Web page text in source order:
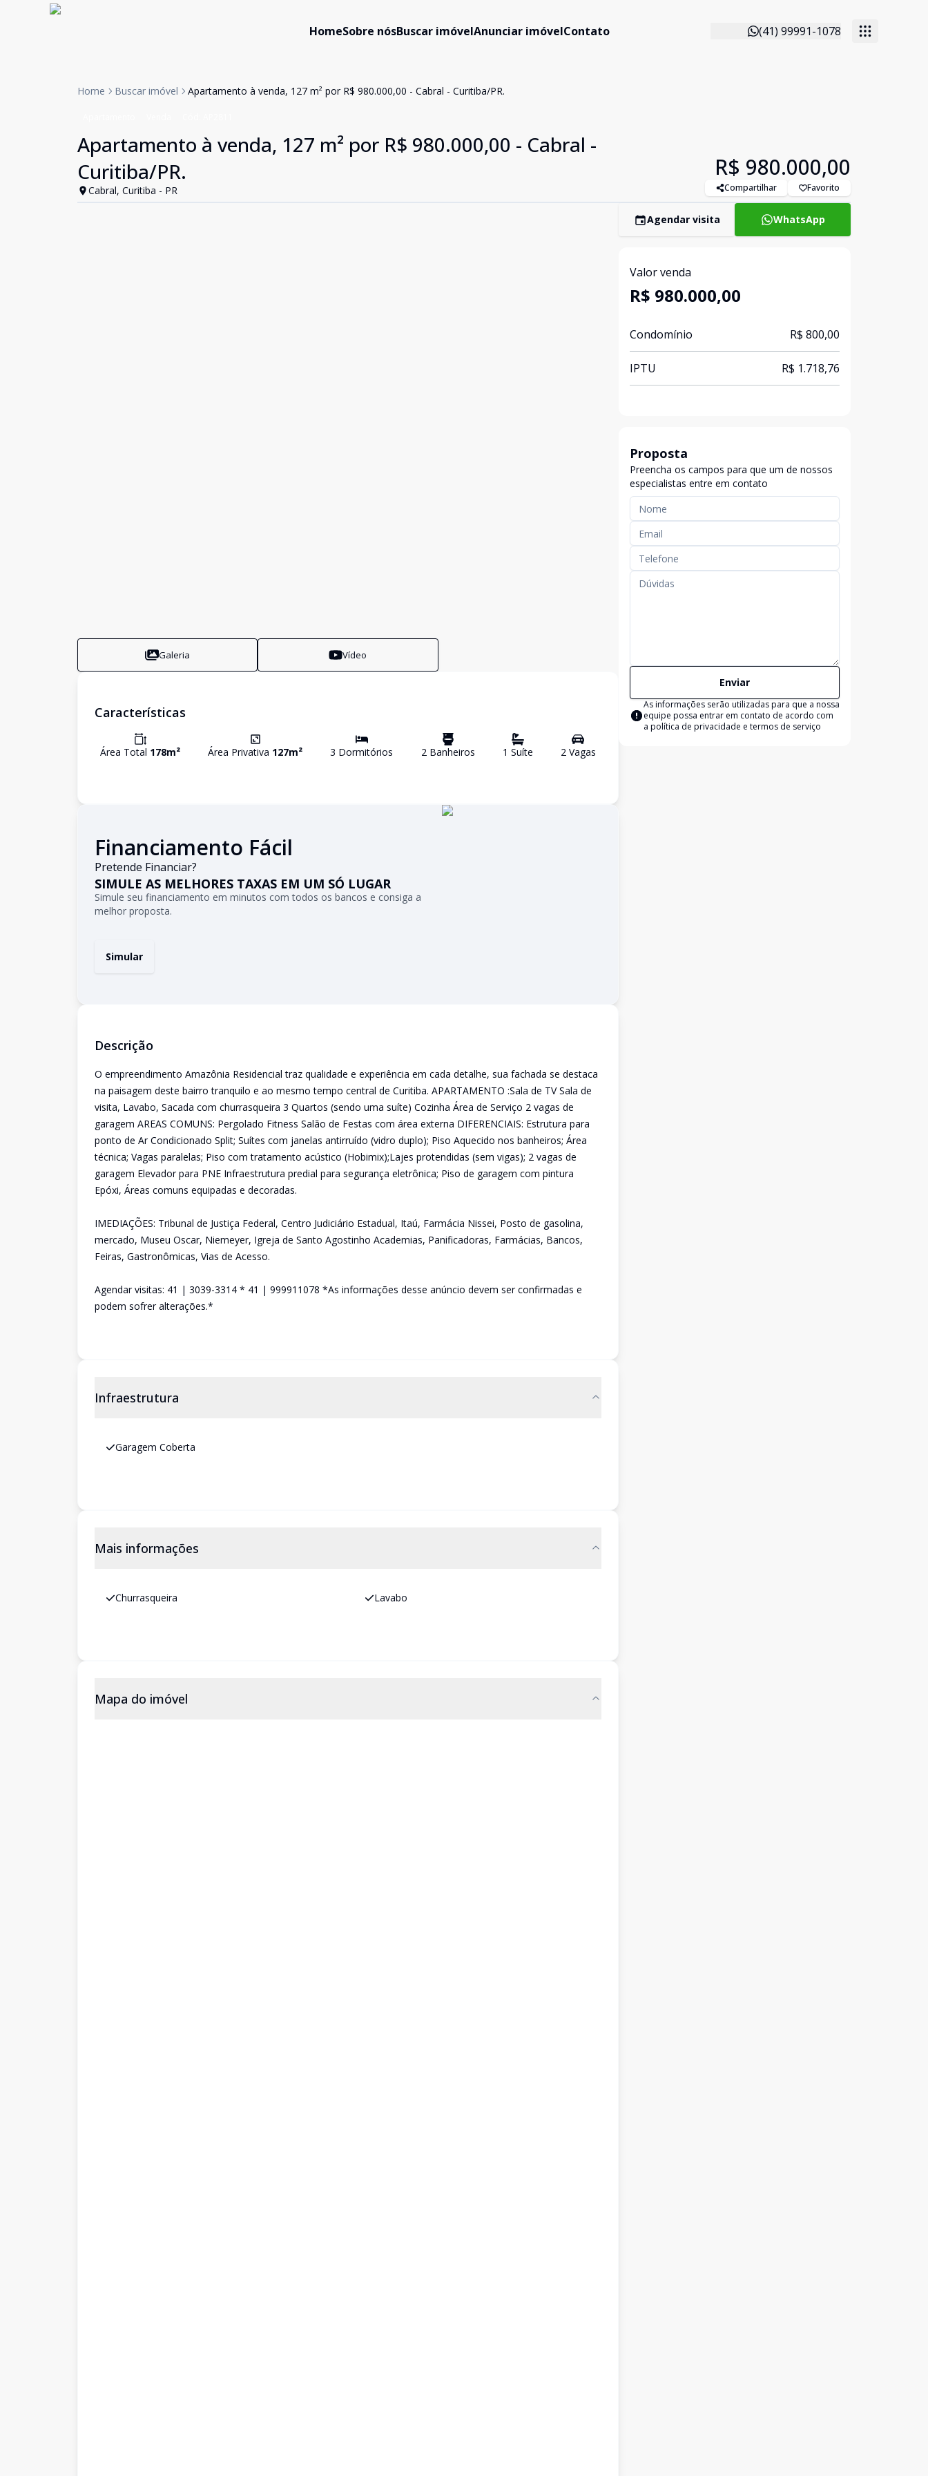
HomeSobre nósBuscar imóvelAnunciar imóvelContato (41) 99991-1078
Home Buscar imóvel Apartamento à venda, 127 m² por R$ 980.000,00 - Cabral - Curitiba/PR.
Apartamento à venda, 127 m² por R$ 980.000,00 - Cabral -
Curitiba/PR.
Cabral, Curitiba - PR
R$ 980.000,00
Compartilhar Favorito
Galeria Vídeo
Características
Área Total 178m² Área Privativa 127m² 3 Dormitórios 2Banheiros 1 Suíte 2Vagas
Financiamento Fácil
Pretende Financiar?
SIMULE AS MELHORES TAXAS EM UM SÓ LUGAR
Simule seu financiamento em minutos com todos os bancos e consiga a
melhor proposta.
Simular
Descrição
O empreendimento Amazônia Residencial traz qualidade e experiência em cada detalhe, sua fachada se destaca
na paisagem deste bairro tranquilo e ao mesmo tempo central de Curitiba. APARTAMENTO :Sala de TV Sala de
visita, Lavabo, Sacada com churrasqueira 3 Quartos (sendo uma suíte) Cozinha Área de Serviço 2 vagas de
garagem AREAS COMUNS: Pergolado Fitness Salão de Festas com área externa DIFERENCIAIS: Estrutura para
ponto de Ar Condicionado Split; Suítes com janelas antirruído (vidro duplo); Piso Aquecido nos banheiros; Área
técnica; Vagas paralelas; Piso com tratamento acústico (Hobimix);Lajes protendidas (sem vigas); 2 vagas de
garagem Elevador para PNE Infraestrutura predial para segurança eletrônica; Piso de garagem com pintura
Epóxi, Áreas comuns equipadas e decoradas.
IMEDIAÇÕES: Tribunal de Justiça Federal, Centro Judiciário Estadual, Itaú, Farmácia Nissei, Posto de gasolina,
mercado, Museu Oscar, Niemeyer, Igreja de Santo Agostinho Academias, Panificadoras, Farmácias, Bancos,
Feiras, Gastronômicas, Vias de Acesso.
Agendar visitas: 41 | 3039-3314 * 41 | 999911078 *As informações desse anúncio devem ser confirmadas e
podem sofrer alterações.*
Infraestrutura
Garagem Coberta
Mais informações
Churrasqueira Lavabo
Mapa do imóvel
Agendar visita WhatsApp
Valor venda
R$ 980.000,00
Condomínio R$ 800,00
IPTU R$ 1.718,76
Proposta
Preencha os campos para que um de nossos
especialistas entre em contato
Enviar
As informações serão utilizadas para que a nossa
equipe possa entrar em contato de acordo com
a política de privacidade e termos de serviço